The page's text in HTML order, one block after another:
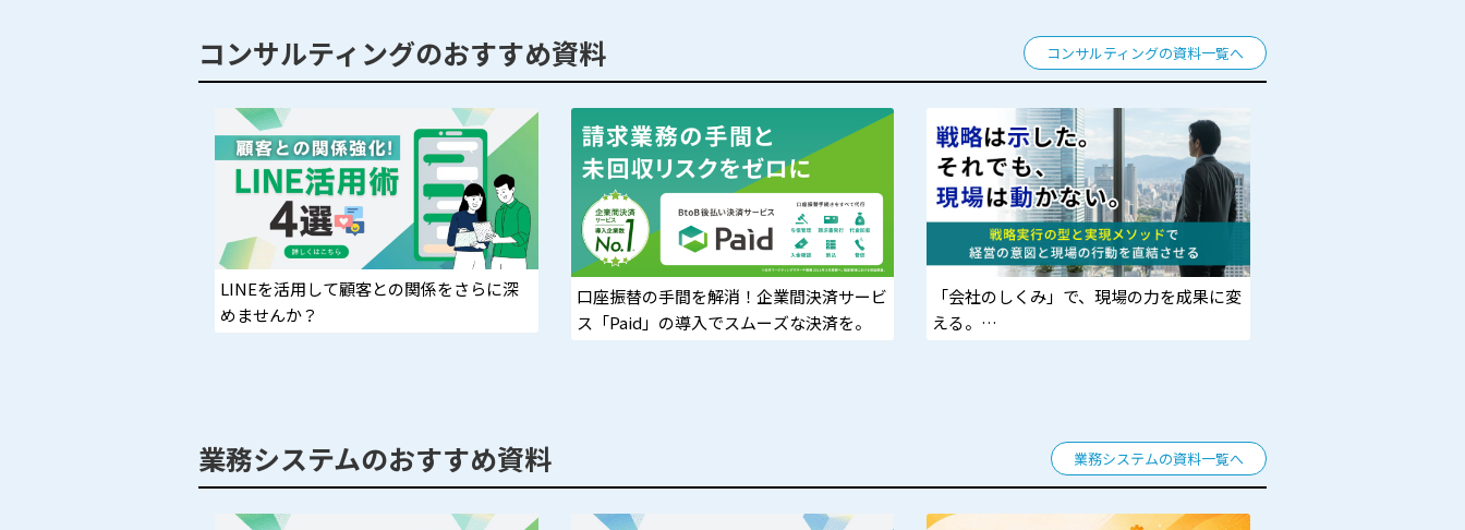
コンサルティングのおすすめ資料 コンサルティングの資料一覧へ
LINEを活用して顧客との関係をさらに深
めませんか？
口座振替の手間を解消！企業間決済サービ
ス「Paid」の導入でスムーズな決済を。
「会社のしくみ」で、現場の力を成果に変
える。
業務システムのおすすめ資料 業務システムの資料一覧へ